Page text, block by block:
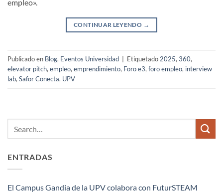
empleo».
CONTINUAR LEYENDO →
Publicado en Blog, Eventos Universidad Etiquetado2025,360,
elevator pitch,empleo,emprendimiento, Foro e3,foro empleo, interview
lab,Safor Conecta, UPV
ENTRADAS
El Campus Gandia de la UPV colabora con FuturSTEAM